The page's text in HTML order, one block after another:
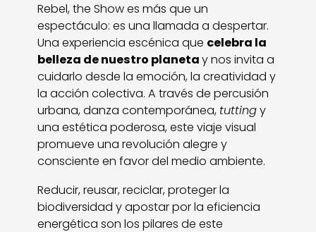
Rebel, the Show es más que un
espectáculo: es una llamada a despertar.
Una experiencia escénica que celebra la
belleza de nuestro planetay nos invita a
cuidarlo desde la emoción, la creatividad y
la acción colectiva. A través de percusión
urbana, danza contemporánea, tuttingy
una estética poderosa, este viaje visual
promueve una revolución alegre y
consciente en favor del medio ambiente.
Reducir, reusar, reciclar, proteger la
biodiversidad y apostar por la eficiencia
energética son los pilares de este